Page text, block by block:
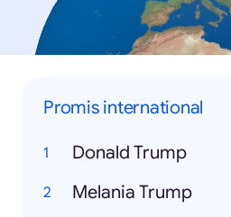
Promis international
Donald Trump
Melania Trump